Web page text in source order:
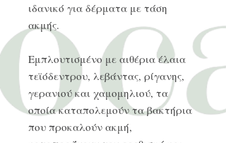
ιδανικό για δέρματα με τάση
ακμής.
Εμπλουτισμένο με αιθέρια έλαια
τεϊόδεντρου, λεβάντας, ρίγανης,
γερανιού και χαμομηλιού, τα
οποία καταπολεμούν τα βακτήρια
που προκαλούν ακμή,